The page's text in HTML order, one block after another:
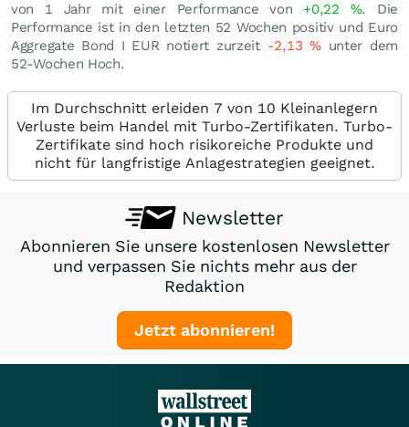
von 1 Jahr mit einer Performance von +0,22 %. Die
Performance ist in den letzten 52 Wochen positiv und Euro
Aggregate Bond I EUR notiert zurzeit -2,13%unter dem
52-Wochen Hoch.
Im Durchschnitt erleiden 7 von 10 Kleinanlegern
Verluste beim Handel mit Turbo-Zertifikaten. Turbo-
Zertifikate sind hoch risikoreiche Produkte und
nicht für langfristige Anlagestrategien geeignet.
Newsletter
Abonnieren Sie unsere kostenlosen Newsletter
und verpassen Sie nichts mehr aus der
Redaktion
Jetzt abonnieren!